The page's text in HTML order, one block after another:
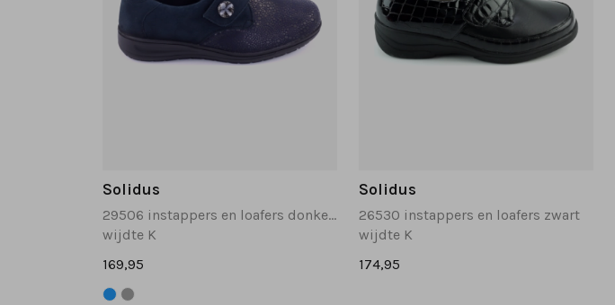
Solidus
29506 instappers en loafers donkerblauw
wijdte K
169,95
Solidus
26530 instappers en loafers zwart
wijdte K
174,95